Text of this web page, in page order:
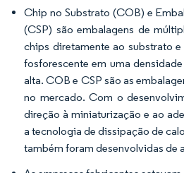
Chip no Substrato (COB) e
(CSP) são embalagens de
chips diretamente ao substrato
fosforescente em uma
alta. COB e CSP são as
no mercado. Com o
direção à miniaturização e ao
a tecnologia de dissipação de
também foram desenvolvidas de